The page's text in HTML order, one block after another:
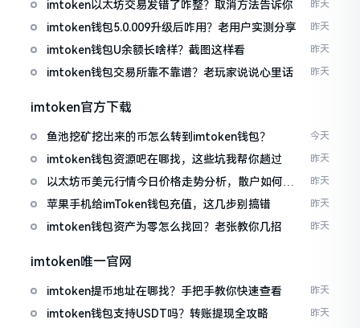
imtoken以太坊交易发错了咋整？取消方法告诉你 昨天
imtoken钱包5.0.009升级后咋用？老用户实测分享 昨天
imtoken钱包U余额长啥样？截图这样看 昨天
imtoken钱包交易所靠不靠谱？老玩家说说心里话 昨天
imtoken官方下载
鱼池挖矿挖出来的币怎么转到imtoken钱包？ 今天
imtoken钱包资源吧在哪找，这些坑我帮你趟过 昨天
以太坊币美元行情今日价格走势分析，散户如何避
免追涨杀跌被套牢
昨天
苹果手机给imToken钱包充值，这几步别搞错 昨天
imtoken钱包资产为零怎么找回？老张教你几招 昨天
imtoken唯一官网
imtoken提币地址在哪找？手把手教你快速查看 昨天
imtoken钱包支持USDT吗？转账提现全攻略 昨天